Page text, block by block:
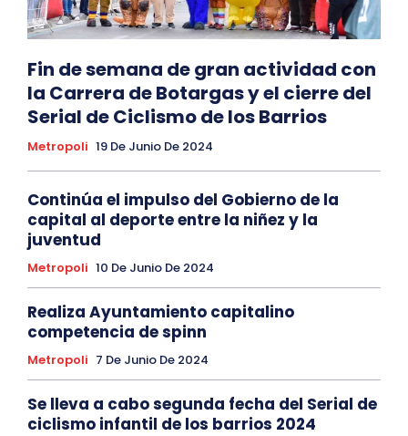
Fin de semana de gran actividad con
la Carrera de Botargas y el cierre del
Serial de Ciclismo de los Barrios
Metropoli 19 De Junio De 2024
Continúa el impulso del Gobierno de la
capital al deporte entre la niñez y la
juventud
Metropoli 10 De Junio De 2024
Realiza Ayuntamiento capitalino
competencia de spinn
Metropoli 7 De Junio De 2024
Se lleva a cabo segunda fecha del Serial de
ciclismo infantil de los barrios 2024